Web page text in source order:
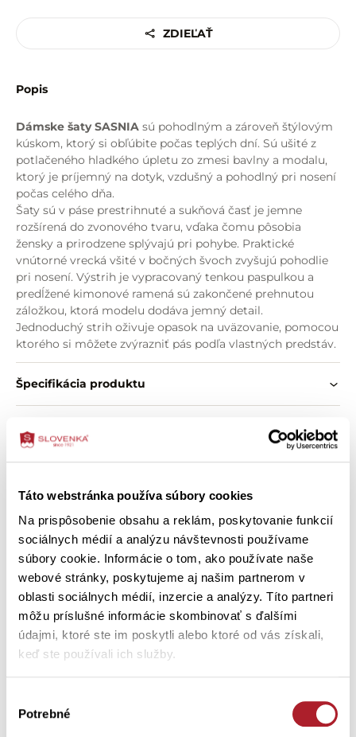
Táto webstránka používa súbory cookies
Na prispôsobenie obsahu a reklám, poskytovanie funkcií
sociálnych médií a analýzu návštevnosti používame
súbory cookie. Informácie o tom, ako používate naše
webové stránky, poskytujeme aj našim partnerom v
oblasti sociálnych médií, inzercie a analýzy. Títo partneri
môžu príslušné informácie skombinovať s ďalšími
údajmi, ktoré ste im poskytli alebo ktoré od vás získali,
keď ste používali ich služby.
súhlasu
Potrebné
ZDIEĽAŤ
Popis
Dámske šaty SASNIA sú pohodlným a zároveň štýlovým
kúskom, ktorý si obľúbite počas teplých dní. Sú ušité z
potlačeného hladkého úpletu zo zmesi bavlny a modalu,
ktorý je príjemný na dotyk, vzdušný a pohodlný pri nosení
počas celého dňa.
Šaty sú v páse prestrihnuté a sukňová časť je jemne
rozšírená do zvonového tvaru, vďaka čomu pôsobia
žensky a prirodzene splývajú pri pohybe. Praktické
vnútorné vrecká všité v bočných švoch zvyšujú pohodlie
pri nosení. Výstrih je vypracovaný tenkou paspulkou a
predĺžené kimonové ramená sú zakončené prehnutou
záložkou, ktorá modelu dodáva jemný detail.
Jednoduchý strih oživuje opasok na uväzovanie, pomocou
ktorého si môžete zvýrazniť pás podľa vlastných predstáv.
Béžová bodkovaná potlač na olivovom podklade pôsobí
jemne, vkusne a nadčasovo.
Dámske šaty SASNIA
keď si chcete dopriať ľahkosť, pohodlie a ženský vzhľad.
materiál: bavlna a modal
potlačený hladký úplet
pásový prestrih
vnútorné vrecká v bočných švoch
výstrih s tenkou paspulkou
predĺžené kimonové ramená s prehnutou záložkou
opasok na uväzovanie
ľahký a pohodlný model na teplé dni
Špecifikácia produktu
Ako ošetriť výrobok
Zákazníci si tiež kúpili
-30 %